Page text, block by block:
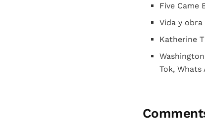
Five Came
Vida y
Katherine
Tok,